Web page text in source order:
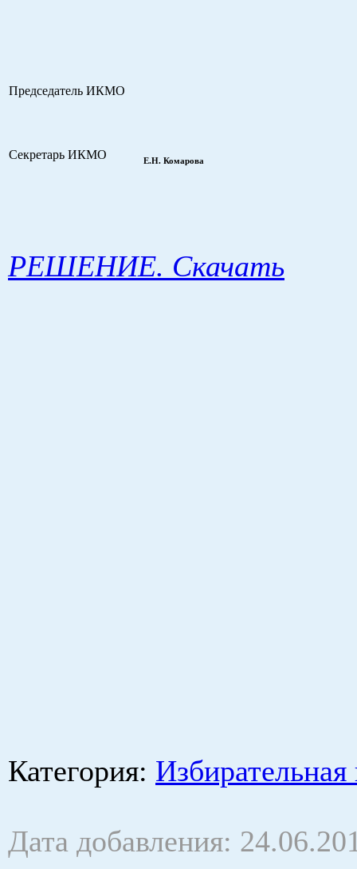
Председатель ИКМО
Секретарь ИКМО Е.Н. Комарова
РЕШЕНИЕ. Скачать
Категория:
Дата добавления: